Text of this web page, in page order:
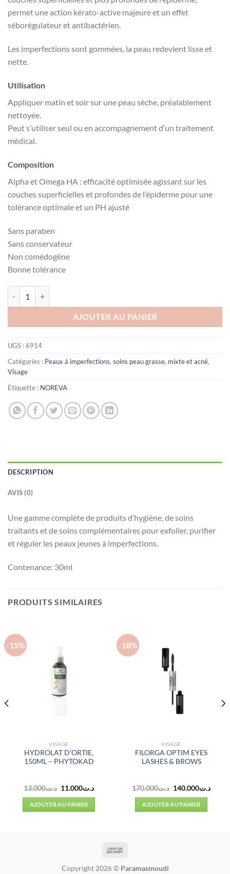
permet une action kérato-active majeure et un effet
séborégulateur et antibactérien.
Les imperfections sont gommées, la peau redevient lisse et
nette.
Utilisation
Appliquer matin et soir sur une peau sèche, préalablement
nettoyée.
Peut s’utiliser seul ou en accompagnement d’un traitement
médical.
Composition
Alpha et Omega HA : efficacité optimisée agissant sur les
couches superficielles et profondes de l’épiderme pour une
tolérance optimale et un PH ajusté
Sans paraben
Sans conservateur
Non comédogène
Bonne tolérance
AJOUTER AU PANIER
UGS :6914
Catégories : Peaux à imperfections, soins peau grasse, mixte et acné,
Visage
Étiquette : NOREVA
DESCRIPTION
AVIS (0)
Une gamme complète de produits d’hygiène, de soins
traitants et de soins complémentaires pour exfolier, purifier
et réguler les peaux jeunes à imperfections.
Contenance: 30ml
PRODUITS SIMILAIRES
-15%
VISAGE
HYDROLAT D’ORTIE,
150ML – PHYTOKAD
د.ت13.000
Le
initial
était :
د.ت13.000.
د.ت11.000
Le
AJOUTER AU PANIER
-18%
VISAGE
FILORGA OPTIM EYES
LASHES & BROWS
د.ت170.000
Le
initial
était :
د.ت140.000
Le
AJOUTER AU PANIER
Copyright 2026 © Paramasmoudi